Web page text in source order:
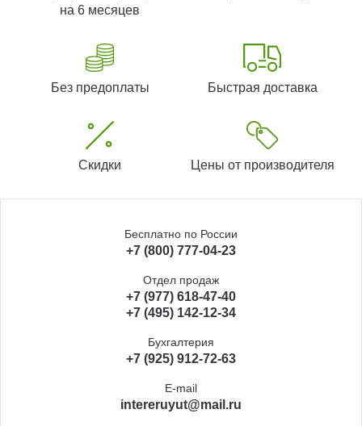
на 6 месяцев
Без предоплаты Быстрая доставка
Скидки Цены от производителя
Бесплатно по России
+7 (800) 777-04-23
Отдел продаж
+7 (977) 618-47-40
+7 (495) 142-12-34
Бухгалтерия
+7 (925) 912-72-63
E-mail
intereruyut@mail.ru